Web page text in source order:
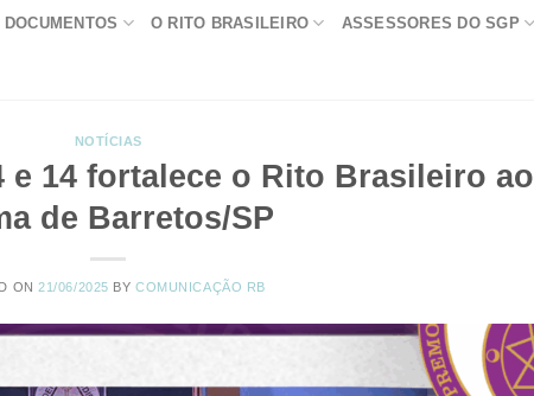
DOCUMENTOS O RITO BRASILEIRO ASSESSORES DO SGP
NOTÍCIAS
e 14 fortalece o Rito Brasileiro ao
de Barretos/SP
ON21/06/2025 BYCOMUNICAÇÃO RB